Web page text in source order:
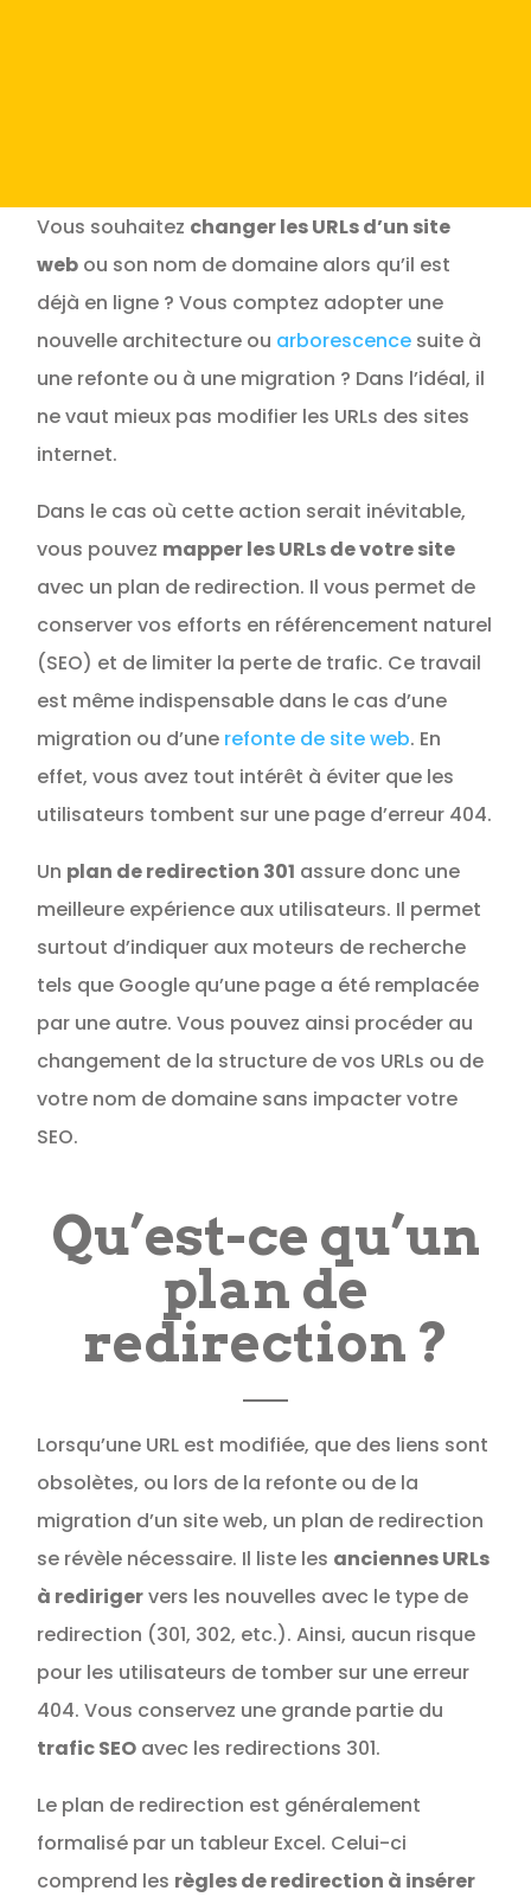
Vous souhaitez changer les URLs d’un site
web ou son nom de domaine alors qu’il est
déjà en ligne ? Vous comptez adopter une
nouvelle architecture ou arborescence suite à
une refonte ou à une migration ? Dans l’idéal, il
ne vaut mieux pas modifier les URLs des sites
internet.
Dans le cas où cette action serait inévitable,
vous pouvez mapper les URLs de votre site
avec un plan de redirection. Il vous permet de
conserver vos efforts en référencement naturel
(SEO) et de limiter la perte de trafic. Ce travail
est même indispensable dans le cas d’une
migration ou d’une refonte de site web. En
effet, vous avez tout intérêt à éviter que les
utilisateurs tombent sur une page d’erreur 404.
Un plan de redirection 301 assure donc une
meilleure expérience aux utilisateurs. Il permet
surtout d’indiquer aux moteurs de recherche
tels que Google qu’une page a été remplacée
par une autre. Vous pouvez ainsi procéder au
changement de la structure de vos URLs ou de
votre nom de domaine sans impacter votre
SEO.
Qu’est-ce qu’un
plan de
redirection ?
Lorsqu’une URL est modifiée, que des liens sont
obsolètes, ou lors de la refonte ou de la
migration d’un site web, un plan de redirection
se révèle nécessaire. Il liste les anciennes URLs
à redirigervers les nouvelles avec le type de
redirection (301, 302, etc.). Ainsi, aucun risque
pour les utilisateurs de tomber sur une erreur
404. Vous conservez une grande partie du
trafic SEO avec les redirections 301.
Le plan de redirection est généralement
formalisé par un tableur Excel. Celui-ci
comprend les règles de redirection à insérer